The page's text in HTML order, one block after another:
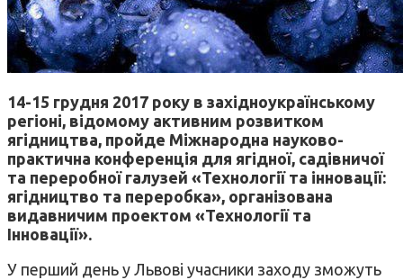
14-15 грудня 2017 року в західноукраїнському
регіоні, відомому активним розвитком
ягідництва, пройде Міжнародна науково-
практична конференція для ягідної, садівничої
та переробної галузей «Технології та інновації:
ягідництво та переробка», організована
видавничим проектом «Технології та
Інновації».
У перший день у Львові учасники заходу зможуть